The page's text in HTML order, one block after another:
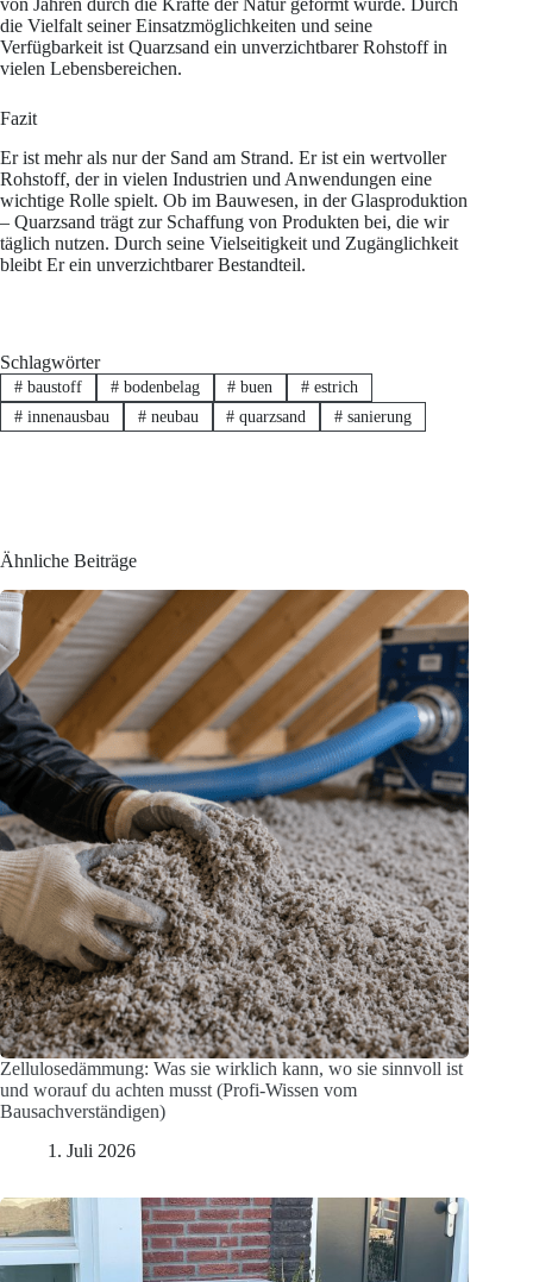
von Jahren durch die Kräfte der Natur geformt wurde. Durch
die Vielfalt seiner Einsatzmöglichkeiten und seine
Verfügbarkeit ist Quarzsand ein unverzichtbarer Rohstoff in
vielen Lebensbereichen.
Fazit
Er ist mehr als nur der Sand am Strand. Er ist ein wertvoller
Rohstoff, der in vielen Industrien und Anwendungen eine
wichtige Rolle spielt. Ob im Bauwesen, in der Glasproduktion
– Quarzsand trägt zur Schaffung von Produkten bei, die wir
täglich nutzen. Durch seine Vielseitigkeit und Zugänglichkeit
bleibt Er ein unverzichtbarer Bestandteil.
Schlagwörter
#baustoff #bodenbelag # buen # estrich
#innenausbau #neubau # quarzsand # sanierung
Ähnliche Beiträge
Zellulosedämmung: Was sie wirklich kann, wo sie sinnvoll ist
und worauf du achten musst (Profi-Wissen vom
Bausachverständigen)
1. Juli 2026